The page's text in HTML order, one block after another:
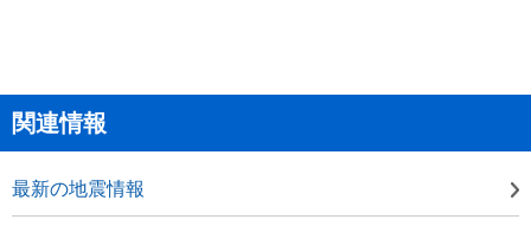
関連情報
最新の地震情報